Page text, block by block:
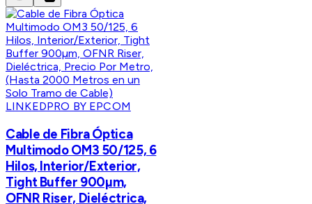
LINKEDPRO BY EPCOM
Cable de Fibra Óptica
Multimodo OM3 50/125, 6
Hilos, Interior/Exterior,
Tight Buffer 900µm,
OFNR Riser, Dieléctrica,